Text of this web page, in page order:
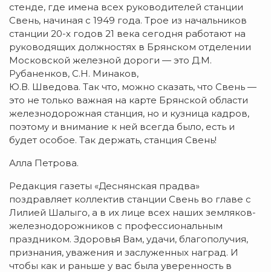
стенде, где имена всех руководителей станции
Свень, начиная с 1949 года. Трое из начальников
станции 20-х годов 21 века сегодня работают на
руководящих должностях в Брянском отделении
Московской железной дороги — это Д.М.
Рубаненков, С.Н. Минаков,
Ю.В. Шведова. Так что, можно сказать, что Свень —
это не только важная на карте Брянской области
железнодорожная станция, но и кузница кадров,
поэтому и внимание к ней всегда было, есть и
будет особое. Так держать, станция Свень!
Алла Петрова.
Редакция газеты «Деснянская прадва»
поздравляет коллектив станции Свень во главе с
Лилией Шалыго, а в их лице всех наших земляков-
железнодорожников с профессиональным
праздником. Здоровья Вам, удачи, благополучия,
признания, уважения и заслуженных наград. И
чтобы как и раньше у вас была уверенность в